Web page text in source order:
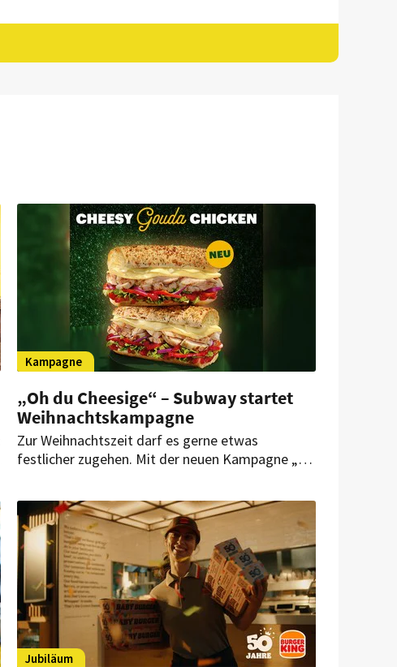
Kampagne
„Oh du Cheesige“ – Subway startet
Weihnachtskampagne
Zur Weihnachtszeit darf es gerne etwas
festlicher zugehen. Mit der neuen Kampagne „Oh
genussvolle Festtagsstimmung sorgen – und
stellt dabei geschmolzenen Käse in den
Mittelpunkt seiner weihnachtlichen Sandwich-
Innovation.
Jubiläum